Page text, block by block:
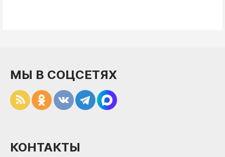
МЫ В СОЦСЕТЯХ
КОНТАКТЫ